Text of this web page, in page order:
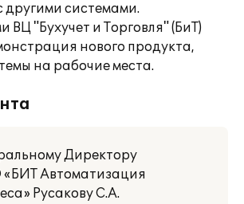
другими системами.
ВЦ "Бухучет и Торговля" (БиТ)
нового продукта,
на рабочие места.
Директору
Автоматизация
Русакову С.А.